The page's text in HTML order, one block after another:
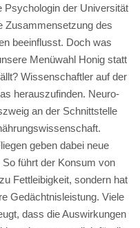
Psychologin der Universität
Zusammensetzung des
beeinflusst. Doch was
Menüwahl Honig statt
Wissenschaftler auf der
herauszufinden. Neuro-
an der Schnittstelle
geben dabei neue
führt der Konsum von
Fettleibigkeit, sondern hat
Gedächtnisleistung. Viele
dass die Auswirkungen